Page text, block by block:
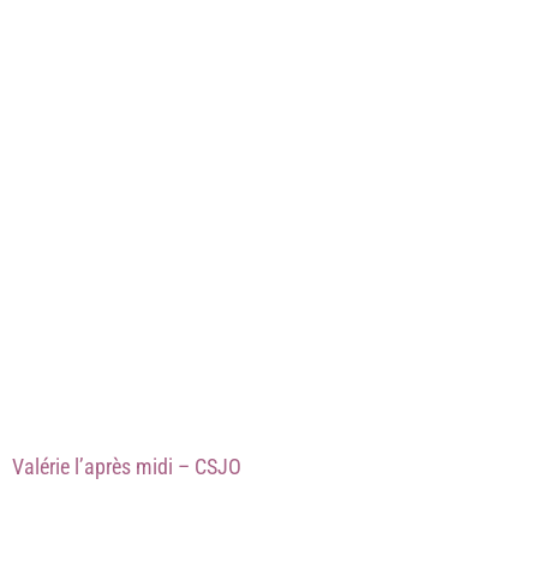
Valérie l’après midi – CSJO